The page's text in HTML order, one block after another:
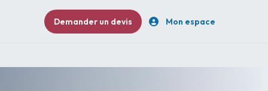
Demander un devis Mon espace